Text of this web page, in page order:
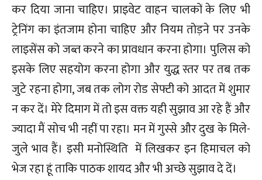
कर दिया जाना चाहिए। प्राइवेट वाहन चालकों के लिए भी
ट्रेनिंग का इंतजाम होना चाहिए और नियम तोड़ने पर उनके
लाइसेंस को जब्त करने का प्रावधान करना होगा। पुलिस को
इसके लिए सहयोग करना होगा और युद्ध स्तर पर तब तक
जुटे रहना होगा, जब तक लोग रोड सेफ्टी को आदत में शुमार
न कर दें। मेरे दिमाग में तो इस वक्त यही सुझाव आ रहे हैं और
ज्यादा मैं सोच भी नहीं पा रहा। मन में गुस्से और दुख के मिले-
जुले भाव हैं। इसी मनोस्थिति में लिखकर इन हिमाचल को
भेज रहा हूं ताकि पाठक शायद और भी अच्छे सुझाव दे दें।